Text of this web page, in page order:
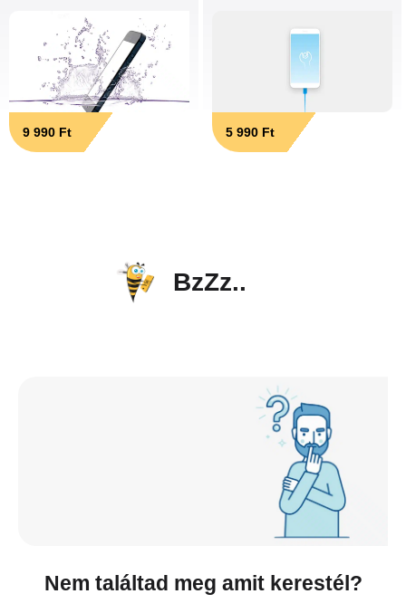
9 990 Ft 5 990 Ft
BzZz..
Nem találtad meg amit kerestél?